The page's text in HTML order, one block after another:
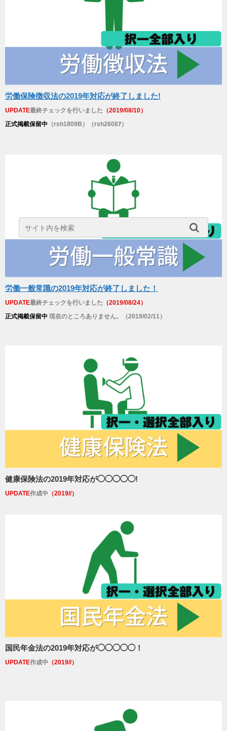
労働保険徴収法の2019年対応が終了しました!
UPDATE最終チェックを行いました （2019/08/10）
正式掲載保留中 （rsh1809B）（rsh2608ｱ）
労働一般常識の2019年対応が終了しました！
UPDATE最終チェックを行いました （2019/08/24）
正式掲載保留中 現在のところありません。（2019/02/11）
健康保険法の2019年対応が◯◯◯◯◯!
UPDATE作成中 （2019//）
国民年金法の2019年対応が◯◯◯◯◯！
UPDATE作成中 （2019//）